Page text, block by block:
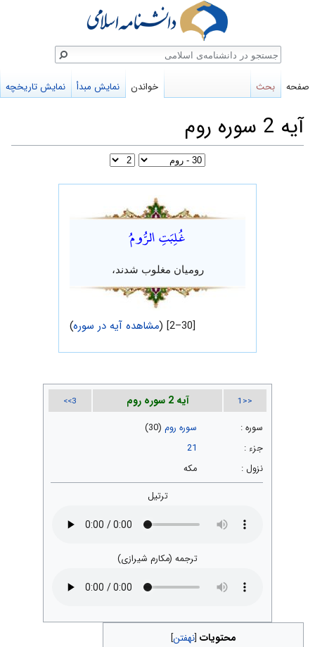
آیه 2 سوره روم
غُلِبَتِ الرُّومُ
رومیان مغلوب شدند،
[30–2] ( مشاهده آیه در سوره)
<<1 آیه 2 سوره روم 3>>
سوره : سوره روم (30)
جزء :
21
نزول :
مکه
ترتیل
ترجمه (مکارم شیرازی)
محتویات
صفحه بحث خواندن نمایش مبدأ نمایش تاریخچه
جستجو